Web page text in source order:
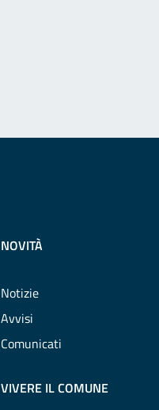
NOVITÀ
Notizie
Avvisi
Comunicati
VIVERE IL COMUNE